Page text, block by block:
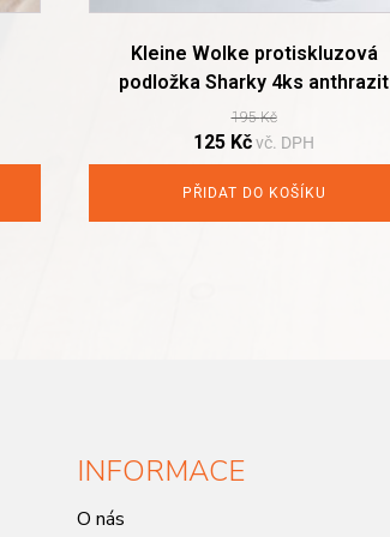
Kleine Wolke protiskluzová
podložka Sharky 4ks anthrazit
195Kč
Original
was:
195 Kč.
125 KčCurrent
125 Kč.
vč. DPH
PŘIDAT DO KOŠÍKU
INFORMACE
O nás